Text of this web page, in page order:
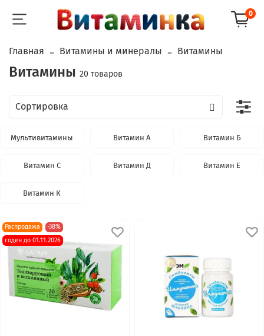
0
Главная Витамины и минералы Витамины
Витамины 20 товаров
Мультивитамины Витамин А Витамин Б
Витамин С Витамин Д Витамин Е
Витамин К
Распродажа
-38%
годен до 01.11.2026